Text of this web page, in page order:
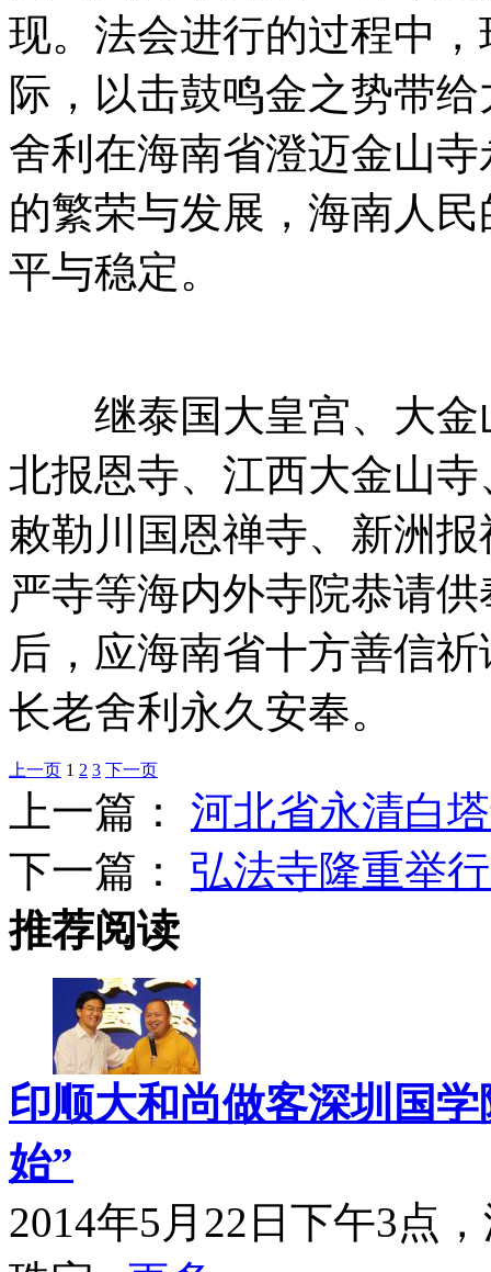
现。法会进行的过程中
际，以击鼓鸣金之势带
舍利在海南省澄迈金山
的繁荣与发展，海南人
平与稳定。
继泰国大皇宫、大金
北报恩寺、江西大金山
敕勒川国恩禅寺、新洲
严寺等海内外寺院恭请
后，应海南省十方善信
长老舍利永久安奉。
上一页 1 2 3 下一页
上一篇： 河北省永清白
下一篇： 弘法寺隆重举
推荐阅读
印顺大和尚做客深圳国
始”
2014年5月22日下午3点